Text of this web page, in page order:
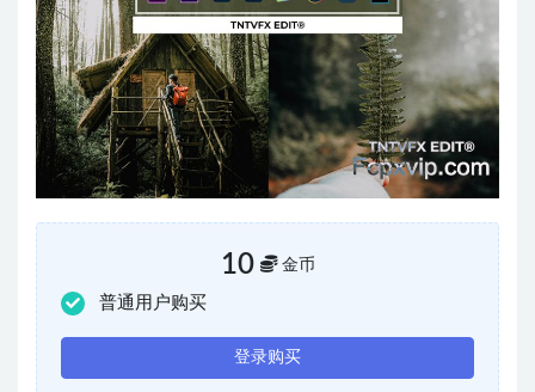
10 金币
普通用户购买
登录购买